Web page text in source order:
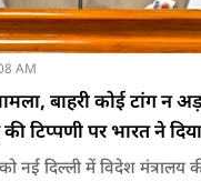
AM
बाहरी कोई टांग न
टिप्पणी पर भारत ने
नई दिल्ली में विदेश मंत्रालय